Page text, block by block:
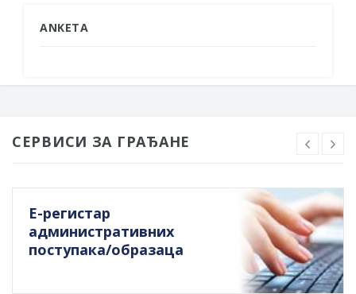
ANKETA
СЕРВИСИ ЗА ГРАЂАНЕ
Е-регистар
административних
поступака/образаца